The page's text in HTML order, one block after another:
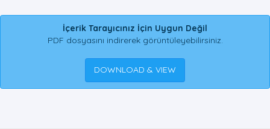
İçerik Tarayıcınız İçin Uygun Değil
PDF dosyasını indirerek görüntüleyebilirsiniz.
DOWNLOAD & VIEW